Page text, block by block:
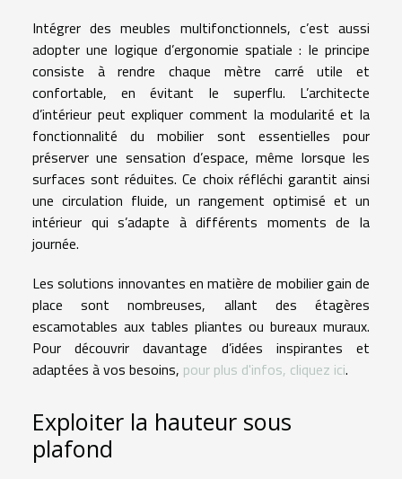
Intégrer des meubles multifonctionnels, c’est aussi
adopter une logique d’ergonomie spatiale : le principe
consiste à rendre chaque mètre carré utile et
confortable, en évitant le superflu. L’architecte
d’intérieur peut expliquer comment la modularité et la
fonctionnalité du mobilier sont essentielles pour
préserver une sensation d’espace, même lorsque les
surfaces sont réduites. Ce choix réfléchi garantit ainsi
une circulation fluide, un rangement optimisé et un
intérieur qui s’adapte à différents moments de la
journée.
Les solutions innovantes en matière de mobilier gain de
place sont nombreuses, allant des étagères
escamotables aux tables pliantes ou bureaux muraux.
Pour découvrir davantage d’idées inspirantes et
adaptées à vos besoins, pour plus d'infos, cliquez ici.
Exploiter la hauteur sous
plafond